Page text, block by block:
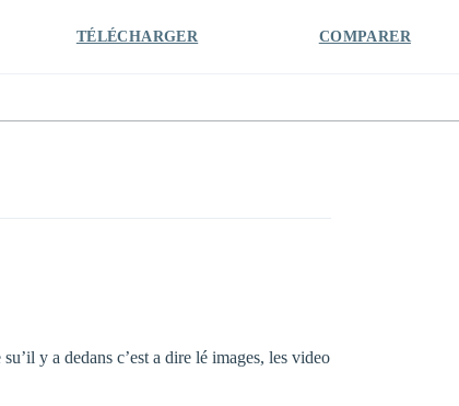
TÉLÉCHARGER COMPARER
y a dedans c’est a dire lé images, les video